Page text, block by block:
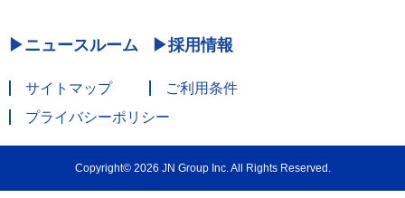
ニュースルーム 採用情報
サイトマップ
ご利用条件
プライバシーポリシー
Copyright© 2026 JN Group Inc. All Rights Reserved.